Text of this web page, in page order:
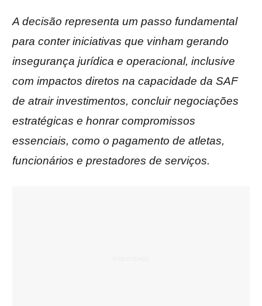
A decisão representa um passo fundamental
para conter iniciativas que vinham gerando
insegurança jurídica e operacional, inclusive
com impactos diretos na capacidade da SAF
de atrair investimentos, concluir negociações
estratégicas e honrar compromissos
essenciais, como o pagamento de atletas,
funcionários e prestadores de serviços.